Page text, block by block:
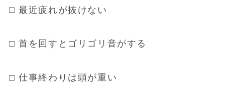
□ 最近疲れが抜けない
□ 首を回すとゴリゴリ音がする
□ 仕事終わりは頭が重い